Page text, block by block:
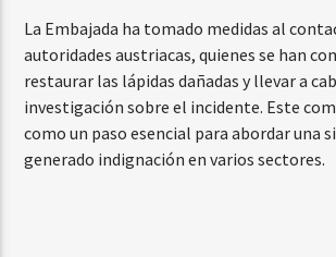
La Embajada ha tomado medidas al
autoridades austriacas, quienes se han
restaurar las lápidas dañadas y llevar a
investigación sobre el incidente. Este
como un paso esencial para abordar una
generado indignación en varios sectores.